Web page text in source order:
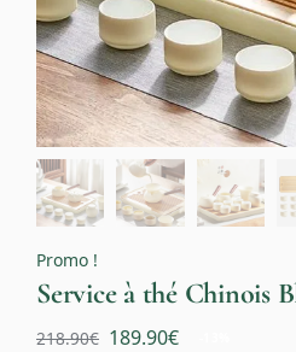
Promo !
Service à thé Chinois
218.90€ 189.90€